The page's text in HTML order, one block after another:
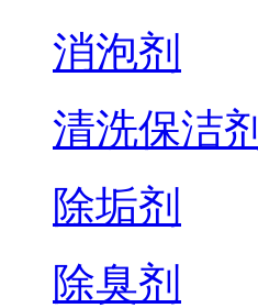
消泡剂
清洗保洁剂
除垢剂
除臭剂